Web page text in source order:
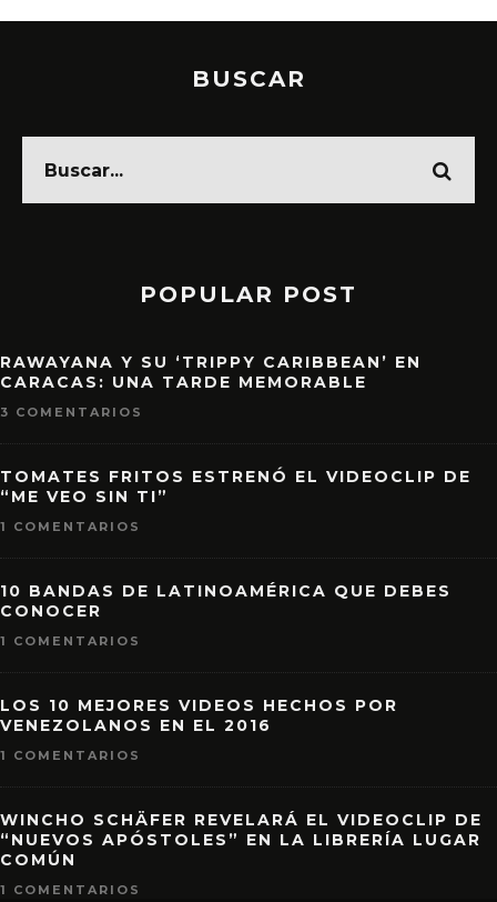
BUSCAR
POPULAR POST
RAWAYANA Y SU ‘TRIPPY CARIBBEAN’ EN
CARACAS: UNA TARDE MEMORABLE
3 COMENTARIOS
TOMATES FRITOS ESTRENÓ EL VIDEOCLIP DE
“ME VEO SIN TI”
1 COMENTARIOS
10 BANDAS DE LATINOAMÉRICA QUE DEBES
CONOCER
1 COMENTARIOS
LOS 10 MEJORES VIDEOS HECHOS POR
VENEZOLANOS EN EL 2016
1 COMENTARIOS
WINCHO SCHÄFER REVELARÁ EL VIDEOCLIP DE
“NUEVOS APÓSTOLES” EN LA LIBRERÍA LUGAR
COMÚN
1 COMENTARIOS